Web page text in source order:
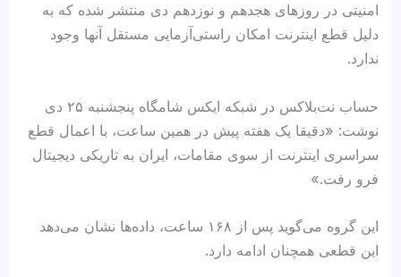
امنیتی در روزهای هجدهم و نوزدهم دی منتشر شده که به
دلیل قطع اینترنت امکان راستی‌آزمایی مستقل آنها وجود
ندارد.
حساب نت‌بلاکس در شبکه ایکس شامگاه پنجشنبه ۲۵ دی
نوشت: «دقیقا یک هفته پیش در همین ساعت، با اعمال قطع
سراسری اینترنت از سوی مقامات، ایران به تاریکی دیجیتال
فرو رفت.»
این گروه می‌گوید پس از ۱۶۸ ساعت، داده‌ها نشان می‌دهد
این قطعی همچنان ادامه دارد.